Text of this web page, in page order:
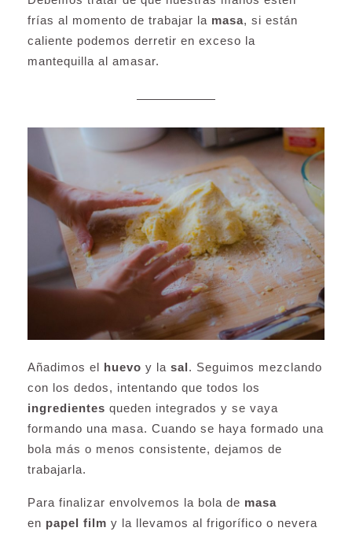
frías al momento de trabajar la masa, si están
caliente podemos derretir en exceso la
mantequilla al amasar.
Añadimos el huevo y la sal. Seguimos mezclando
con los dedos, intentando que todos los
ingredientes queden integrados y se vaya
formando una masa. Cuando se haya formado una
bola más o menos consistente, dejamos de
trabajarla.
Para finalizar envolvemos la bola de masa
en papel film y la llevamos al frigorífico o nevera